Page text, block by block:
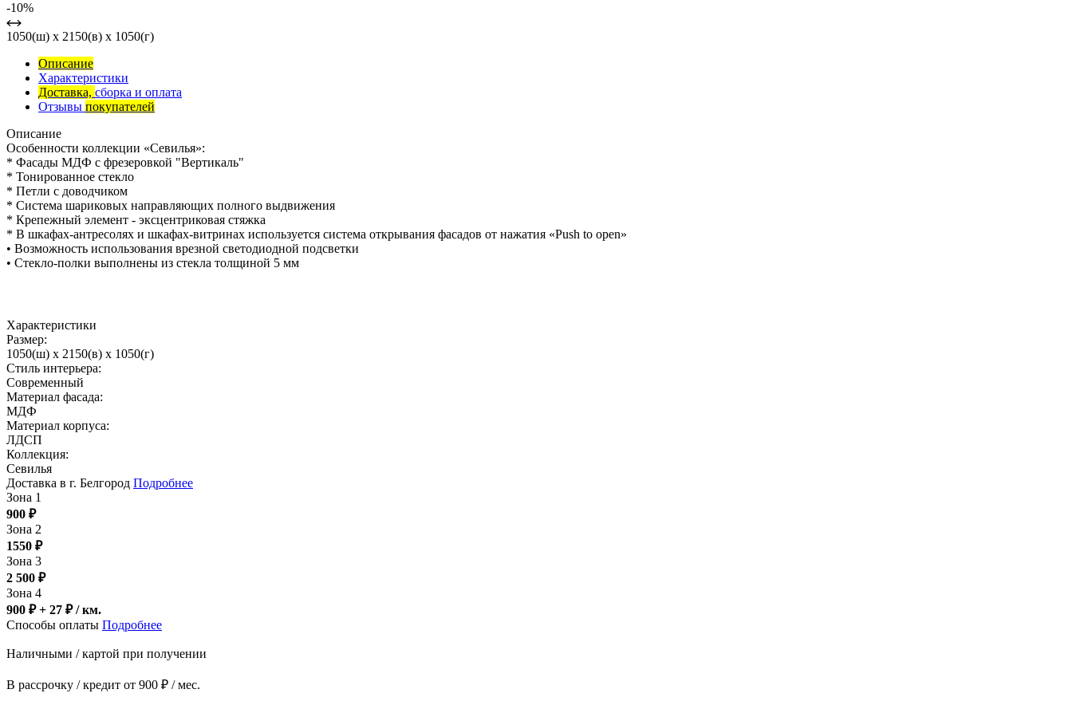
-10%
1050(ш) x 2150(в) x 1050(г)
Описание
Характеристики
Доставка, сборка и оплата
Отзывы покупателей
Описание
Особенности коллекции «Севилья»:
* Фасады МДФ с фрезеровкой "Вертикаль"
* Тонированное стекло
* Петли с доводчиком
* Система шариковых направляющих полного выдвижения
* Крепежный элемент - эксцентриковая стяжка
* В шкафах-антресолях и шкафах-витринах используется система открывания фасадов от нажатия «Push to open»
• Возможность использования врезной светодиодной подсветки
• Стекло-полки выполнены из стекла толщиной 5 мм
Характеристики
Размер:
1050(ш) x 2150(в) x 1050(г)
Стиль интерьера:
Современный
Материал фасада:
МДФ
Материал корпуса:
ЛДСП
Коллекция:
Севилья
Доставка в г. Белгород Подробнее
Зона 1
900 ₽
Зона 2
1550 ₽
Зона 3
2 500 ₽
Зона 4
900 ₽ + 27 ₽/ км.
Способы оплаты Подробнее
Наличными / картой при получении
В рассрочку / кредит от 900 ₽ / мес.